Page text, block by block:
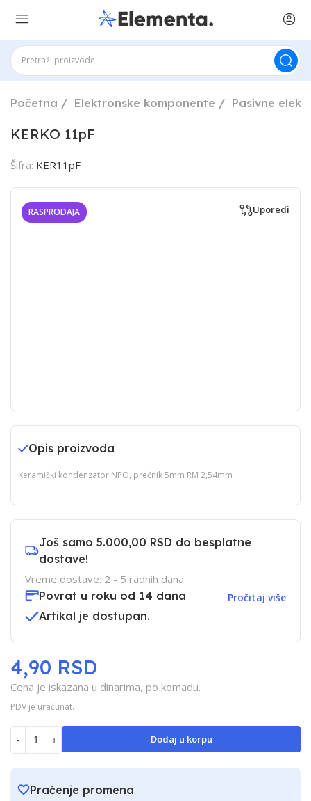
Početna Elektronske komponente Pasivne
KERKO 11pF
Šifra: KER11pF
RASPRODAJA Uporedi
Opis proizvoda
Keramički kondenzator NPO, prečnik 5mm RM 2,54mm
Još samo 5.000,00 RSD do besplatne
dostave!
Vreme dostave: 2 - 5 radnih dana
Povrat u roku od 14 dana
Pročitaj više
Artikal je dostupan.
Cena je iskazana u dinarima, po komadu.
PDV je uračunat.
4,90 RSD
- + Dodaj u korpu
Praćenje promena